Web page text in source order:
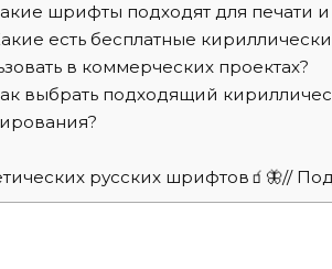
шрифты подходят для печати и
есть бесплатные
в коммерческих проектах?
выбрать подходящий
русских шрифтов🧃🦋//